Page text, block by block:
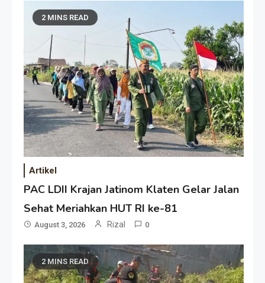
2 MINS READ
Artikel
PAC LDII Krajan Jatinom Klaten Gelar Jalan
Sehat Meriahkan HUT RI ke-81
August 3, 2026 Rizal 0
2 MINS READ